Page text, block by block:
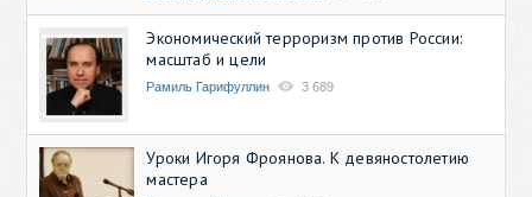
Экономический терроризм против России:
масштаб и цели
Рамиль Гарифуллин 3 689
Уроки Игоря Фроянова. К девяностолетию
мастера